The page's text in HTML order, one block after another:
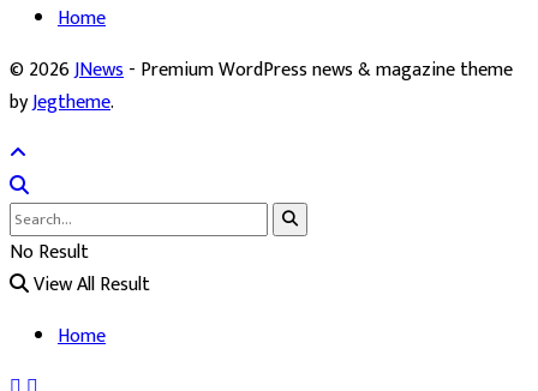
Home
© 2026JNews- Premium WordPress news & magazine theme
byJegtheme.
No Result
View All Result
Home